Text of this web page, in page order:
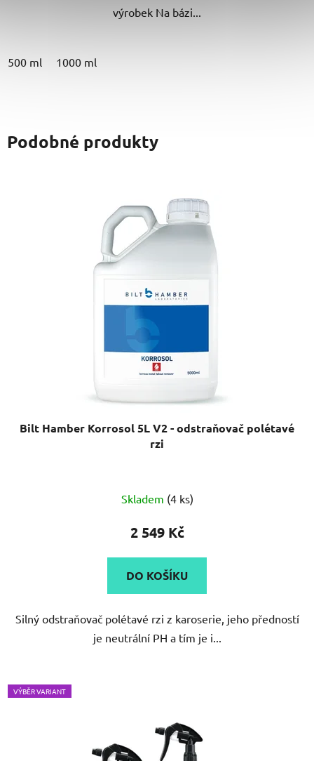
výrobek Na bázi...
500 ml 1000 ml
Podobné produkty
Bilt Hamber Korrosol 5L V2 - odstraňovač polétavé
rzi
hodnocení
produktu
4,7
z
hvězdiček.
Skladem (4 ks)
2 549 Kč
DO KOŠÍKU
Silný odstraňovač polétavé rzi z karoserie, jeho předností
je neutrální PH a tím je i...
VÝBĚR VARIANT